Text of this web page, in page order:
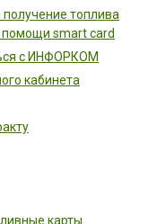
топлива
помощи smart card
с ИНФОРКОМ
кабинета
карты